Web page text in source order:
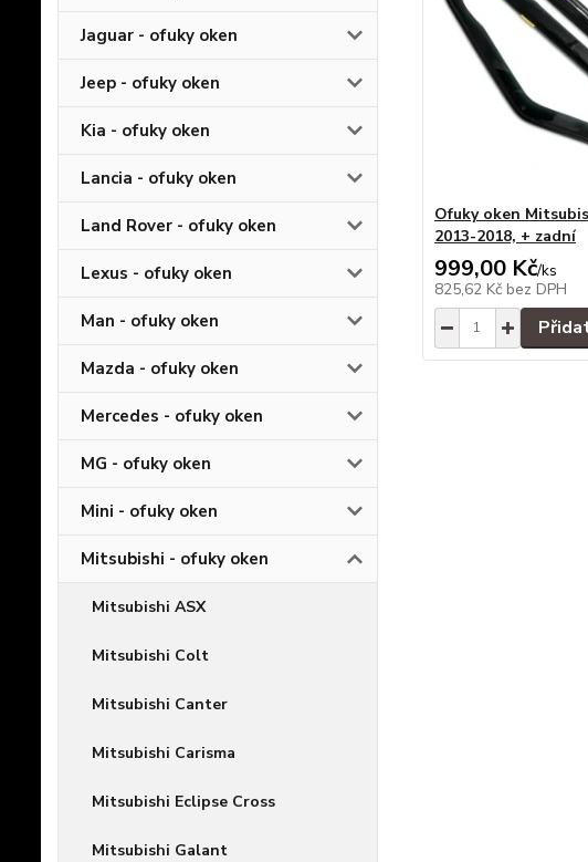
Jaguar - ofuky oken
Jeep - ofuky oken
Kia - ofuky oken
Lancia - ofuky oken
Land Rover - ofuky oken
Lexus - ofuky oken
Man - ofuky oken
Mazda - ofuky oken
Mercedes - ofuky oken
MG - ofuky oken
Mini - ofuky oken
Mitsubishi - ofuky oken
Mitsubishi ASX
Mitsubishi Colt
Mitsubishi Canter
Mitsubishi Carisma
Mitsubishi Eclipse Cross
Mitsubishi Galant
Ofuky oken
2013-2018, + zadní
999,00 Kč/ks
825,62 Kč bez DPH